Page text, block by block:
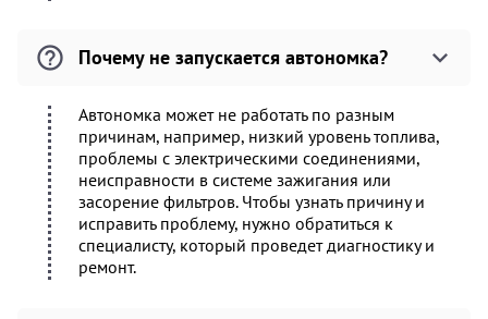
Почему не запускается автономка?
Автономка может не работать по разным
причинам, например, низкий уровень топлива,
проблемы с электрическими соединениями,
неисправности в системе зажигания или
засорение фильтров. Чтобы узнать причину и
исправить проблему, нужно обратиться к
специалисту, который проведет диагностику и
ремонт.